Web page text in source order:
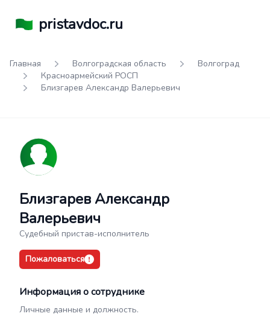
pristavdoc.ru
Главная Волгоградская область
Волгоград
Красноармейский РОСП
Близгарев Александр Валерьевич
Близгарев Александр
Валерьевич
Судебный пристав-исполнитель
Пожаловаться
Информация о сотруднике
Личные данные и должность.